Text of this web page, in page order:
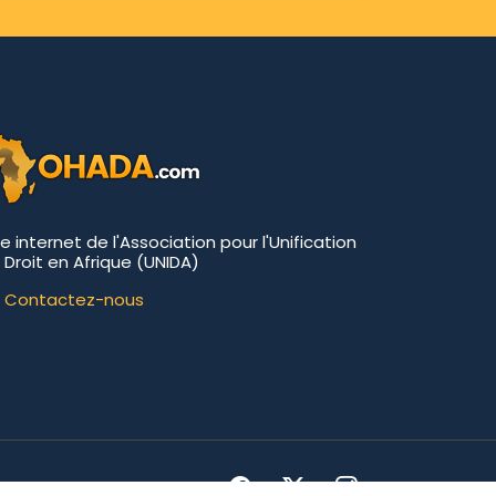
internet de l'Association pour l'Unification
en Afrique (UNIDA)
Contactez-nous